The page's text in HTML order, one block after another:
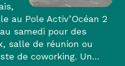
au Pole Activ’Océan 2
samedi pour des
salle de réunion ou
de coworking. Un…